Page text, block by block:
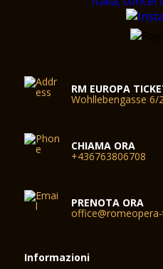
RM EUROPA
Wohllebengasse 6/
CHIAMA ORA
+436763806708
PRENOTA ORA
Informazioni